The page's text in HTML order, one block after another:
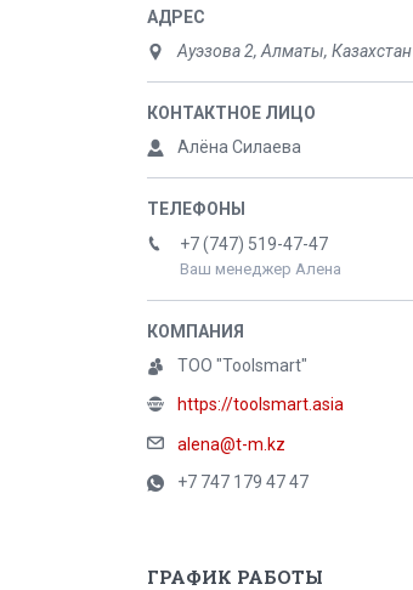
Ауэзова 2, Алматы, Казахстан
Алёна Силаева
+7 (747) 519-47-47
Ваш менеджер Алена
ТОО "Toolsmart"
https://toolsmart.asia
alena@t-m.kz
+7 747 179 47 47
ГРАФИК РАБОТЫ